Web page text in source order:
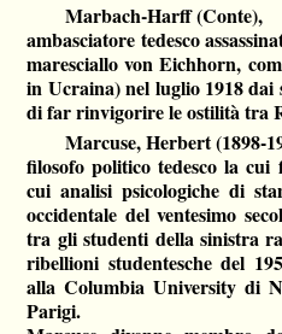
Marbach-Harff (Conte),
ambasciatore tedesco
maresciallo von Eichhorn,
in Ucraina) nel luglio 1918
di far rinvigorire le ostilità tra
Marcuse, Herbert (1898-
filosofo politico tedesco la
cui analisi psicologiche di
occidentale del ventesimo
tra gli studenti della sinistra
ribellioni studentesche del
alla Columbia University di
Parigi.